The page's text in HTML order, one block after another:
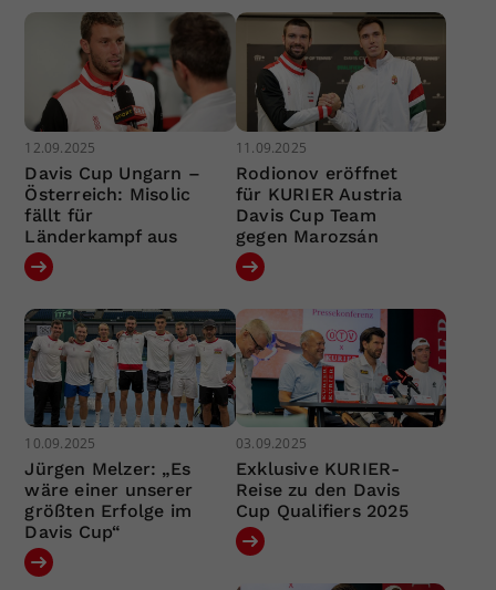
12.09.2025
Davis Cup Ungarn –
Österreich: Misolic
fällt für
Länderkampf aus
11.09.2025
Rodionov eröffnet
für KURIER Austria
Davis Cup Team
gegen Marozsán
10.09.2025
Jürgen Melzer: „Es
wäre einer unserer
größten Erfolge im
Davis Cup“
03.09.2025
Exklusive KURIER-
Reise zu den Davis
Cup Qualifiers 2025